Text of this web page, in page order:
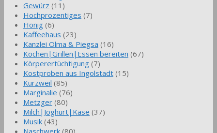
Gewürz (11)
Hochprozentiges (7)
Honig (6)
Kaffeehaus (23)
Kanzlei Olma & Piegsa (16)
Kochen|Grillen|Essen bereiten (67)
Körperertüchtigung (7)
Kostproben aus Ingolstadt (15)
Kurzweil (85)
Marginalie (76)
Metzger (80)
Milch|Joghurt|Käse (37)
Musik (43)
Naschwerk (80)